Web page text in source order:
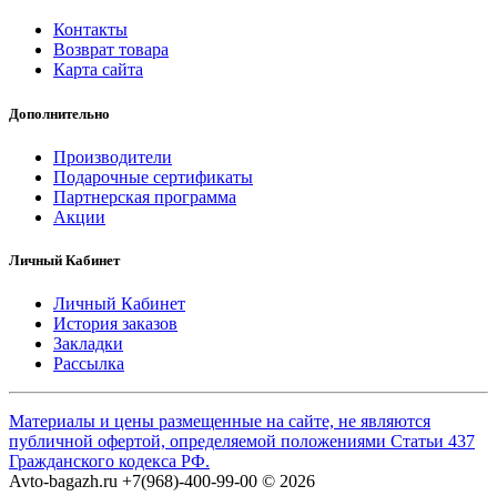
Контакты
Возврат товара
Карта сайта
Дополнительно
Производители
Подарочные сертификаты
Партнерская программа
Акции
Личный Кабинет
Личный Кабинет
История заказов
Закладки
Рассылка
Материалы и цены размещенные на сайте, не являются
публичной офертой, определяемой положениями Статьи 437
Гражданского кодекса РФ.
Avto-bagazh.ru +7(968)-400-99-00 © 2026